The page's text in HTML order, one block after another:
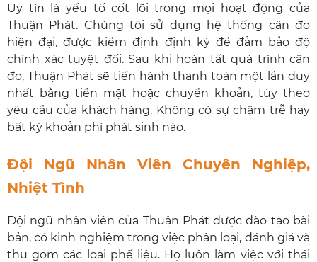
Uy tín là yếu tố cốt lõi trong mọi hoạt động của
Thuận Phát. Chúng tôi sử dụng hệ thống cân đo
hiện đại, được kiểm định định kỳ để đảm bảo độ
chính xác tuyệt đối. Sau khi hoàn tất quá trình cân
đo, Thuận Phát sẽ tiến hành thanh toán một lần duy
nhất bằng tiền mặt hoặc chuyển khoản, tùy theo
yêu cầu của khách hàng. Không có sự chậm trễ hay
bất kỳ khoản phí phát sinh nào.
Đội Ngũ Nhân Viên Chuyên Nghiệp,
Nhiệt Tình
Đội ngũ nhân viên của Thuận Phát được đào tạo bài
bản, có kinh nghiệm trong việc phân loại, đánh giá và
thu gom các loại phế liệu. Họ luôn làm việc với thái